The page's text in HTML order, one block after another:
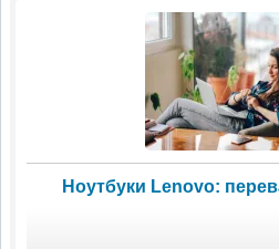
Ноутбуки Lenovo: